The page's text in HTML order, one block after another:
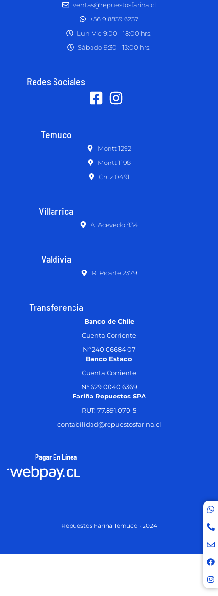
ventas@repuestosfarina.cl
+56 9 8839 6237
Lun-Vie 9:00 - 18:00 hrs.
Sábado 9:30 - 13:00 hrs.
Redes Sociales
Temuco
Montt 1292
Montt 1198
Cruz 0491
Villarrica
A. Acevedo 834
Valdivia
R. Picarte 2379
Transferencia
Banco de Chile
Cuenta Corriente
N° 240 06684 07
Banco Estado
Cuenta Corriente
N° 629 0040 6369
Fariña Repuestos SPA
RUT: 77.891.070-5
contabilidad@repuestosfarina.cl
Pagar En Línea
Repuestos Fariña Temuco • 2024